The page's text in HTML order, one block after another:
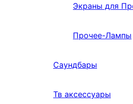
Экраны для
Прочее-Лампы
Саундбары
Тв аксессуары